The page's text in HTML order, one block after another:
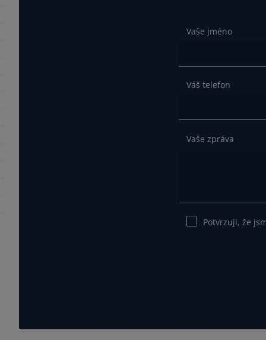
Vaše jméno
Váš telefon
Vaše zpráva
Potvrzuji, že